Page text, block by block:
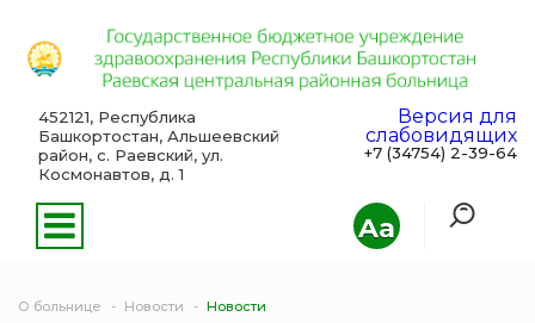
Aa
452121, Республика
Башкортостан, Альшеевский
район, с. Раевский, ул.
Космонавтов, д. 1
Версия для
слабовидящих
+7 (34754) 2-39-64
О больнице Новости Новости